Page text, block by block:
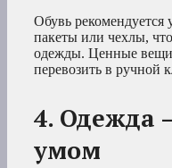
Обувь рекомендуется
пакеты или чехлы,
одежды. Ценные вещи
перевозить в ручной
4. Одежда
умом